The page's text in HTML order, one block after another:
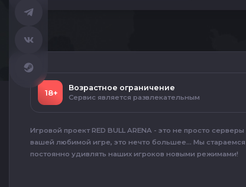
18+
Возрастное ограничение
Сервис является развлекательным
Игровой проект RED BULL ARENA - это не просто серверы
вашей любимой игре, это нечто большее... Мы стараемся
постоянно удивлять наших игроков новыми режимами!